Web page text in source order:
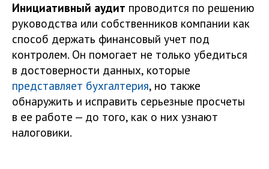
Инициативный аудит проводится по решению
руководства или собственников компании как
способ держать финансовый учет под
контролем. Он помогает не только убедиться
в достоверности данных, которые
представляет бухгалтерия, но также
обнаружить и исправить серьезные просчеты
в ее работе — до того, как о них узнают
налоговики.